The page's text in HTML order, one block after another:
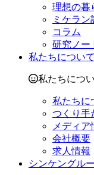
理想の暮
ミケラン
コラム
研究ノー
私たちについて
私たちにつ
私たちに
つくり手
メディア
会社概要
求人情報
シンケングル